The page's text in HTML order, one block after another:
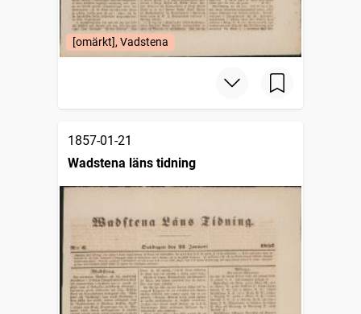
[omärkt], Vadstena
1857-01-21
Wadstena läns tidning